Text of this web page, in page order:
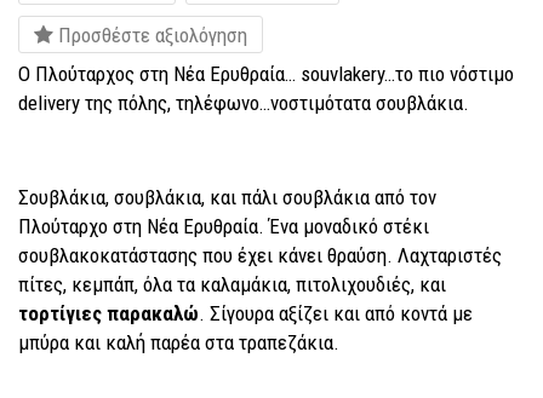
Προσθέστε αξιολόγηση
Ο Πλούταρχος στη Νέα Ερυθραία… souvlakery…το πιο νόστιμο
delivery της πόλης, τηλέφωνο…νοστιμότατα σουβλάκια.
Σουβλάκια, σουβλάκια, και πάλι σουβλάκια από τον
Πλούταρχο στη Νέα Ερυθραία. Ένα μοναδικό στέκι
σουβλακοκατάστασης που έχει κάνει θραύση. Λαχταριστές
πίτες, κεμπάπ, όλα τα καλαμάκια, πιτολιχουδιές, και
τορτίγιες παρακαλώ. Σίγουρα αξίζει και από κοντά με
μπύρα και καλή παρέα στα τραπεζάκια.